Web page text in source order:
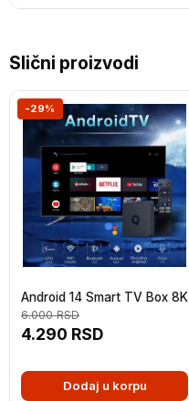
Slični proizvodi
-29%
Android 14 Smart TV Box 8K
4.290 RSD
6.000RSD
Dodaj u korpu